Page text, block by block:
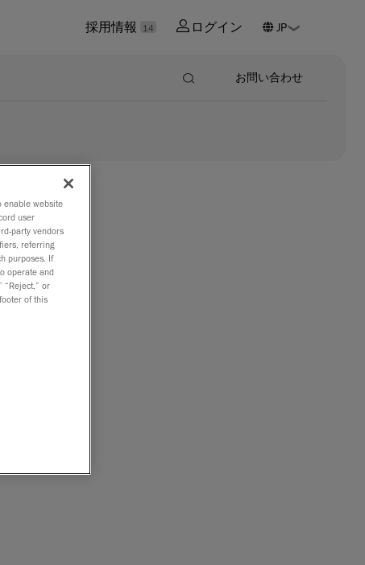
採用情報 14 ログイン
お問い合わせ
に、デー
enable website
user
party vendors
referring
purposes. If
operate and
“Reject,” or
of this